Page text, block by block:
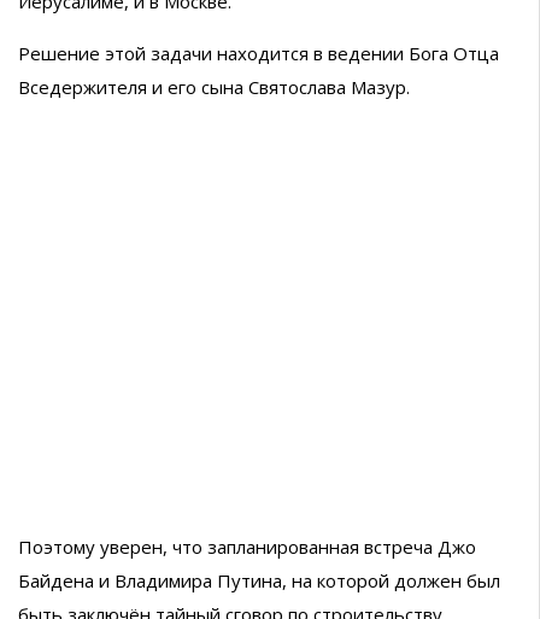
Решение этой задачи находится в ведении Бога Отца
Вседержителя и его сына Святослава Мазур.
Поэтому уверен, что запланированная встреча Джо
Байдена и Владимира Путина, на которой должен был